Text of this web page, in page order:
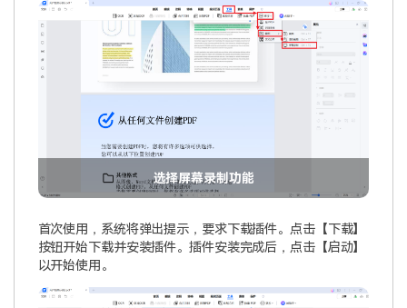
PDF OCR
选择屏幕录制功能
首次使用，系统将弹出提示，要求下载插件。点击【下载】
按钮开始下载并安装插件。插件安装完成后，点击【启动】
以开始使用。